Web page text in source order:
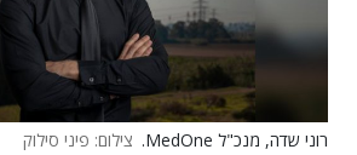
רוני שדה, מנכ"ל MedOne. צילום: פיני סילוק